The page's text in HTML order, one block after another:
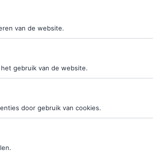
nog beter in de
van de website.
gebruik van de website.
door gebruik van cookies.